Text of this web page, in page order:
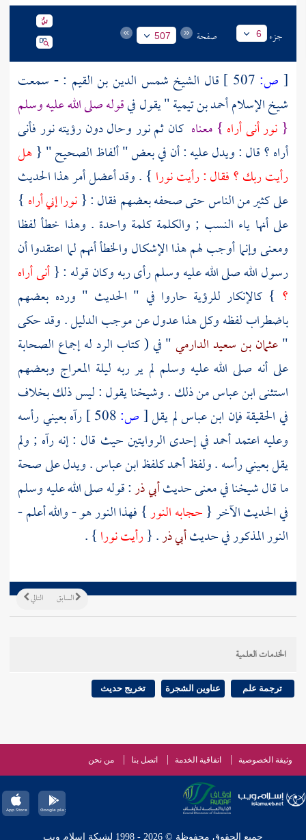
جزء 6 صفحة 507
[ ص: قال الشيخ شمس الدين بن القيم : - سمعت
شيخ الإسلام أحمد بن تيمية" يقول فيقوله صلى الله عليه وسلم
{ نور أنى أراه } معناه كان ثم نور وحال دون رؤيته نور فأنى
أراه ؟ قال : ويدل عليه : أن في بعض " ألفاظ الصحيح " {هل
رأيت ربك ؟ فقال : رأيت نورا } . وقد أعضل أمر هذا الحديث
على كثير من الناس حتى صحفه بعضهم فقال : {نورا إني أراه }
على أنها ياء النسب ; والكلمة كلمة واحدة . وهذا خطأ لفظا
ومعنى وإنما أوجب لهم هذا الإشكال والخطأ أنهم لما اعتقدوا أن
رسول الله صلى الله عليه وسلم رأى ربه وكان قوله : {أنى أراه
؟ } كالإنكار للرؤية حاروا في " الحديث " ورده بعضهم
باضطراب لفظه وكل هذا عدول عن موجب الدليل . وقد حكى
"عثمان بن سعيد الدارمي" في ( كتاب الرد له إجماع الصحابة
على أنه صلى الله عليه وسلم لم ير ربه ليلة المعراج وبعضهم
استثنىابن عباسمن ذلك . وشيخنا يقول : ليس ذلك بخلاف
في الحقيقة فإن ابن عباسلم يقل[ص:
رآه بعيني رأسه
وعليه اعتمدأحمدفي إحدى الروايتين حيث قال : إنه رآه ; ولم
يقل بعيني رأسه . ولفظأحمدكلفظابن عباس. ويدل على صحة
ما قال شيخنا في معنى حديثأبي ذر: قوله صلى الله عليه وسلم
في الحديث الآخر {حجابه النور} فهذا النور هو - والله أعلم -
النور المذكور في حديثأبي ذر. {رأيت نورا} .
التالي السابق
الخدمات العلمية
ترجمة علم عناوين الشجرة تخريج حديث
وثيقة الخصوصية اتفاقية الخدمة اتصل بنا من نحن
جميع الحقوق محفوظة © 2026 - 1998 لشبكة إسلام ويب